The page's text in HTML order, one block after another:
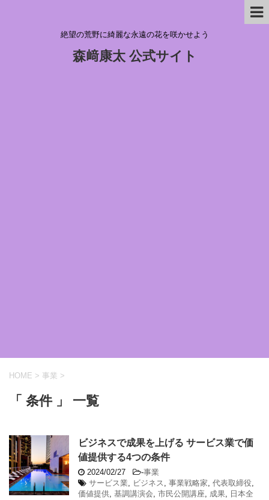
絶望の荒野に綺麗な永遠の花を咲かせよう
森﨑康太 公式サイト
HOME > 事業 >
「 条件 」 一覧
ビジネスで成果を上げる サービス業で価
値提供する4つの条件
2024/02/27 -事業
サービス業
ビジネス 事業戦略家 代表取締役
価値提供 基調講演会 市民公開講座 成果
日本全